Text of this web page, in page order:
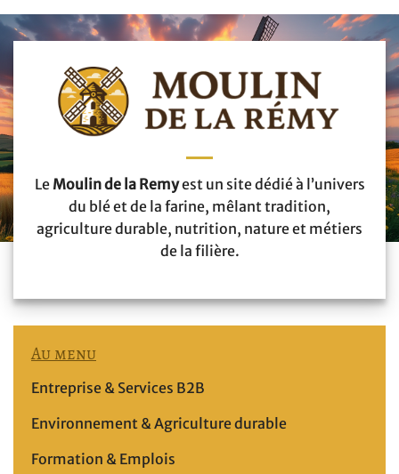
Le Moulin de la Remyest un site dédié à l’univers
du blé et de la farine, mêlant tradition,
agriculture durable, nutrition, nature et métiers
de la filière.
Au menu
Entreprise & Services B2B
Environnement & Agriculture durable
Formation & Emplois